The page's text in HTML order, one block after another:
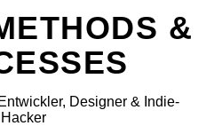
&
Designer & Indie-
Hacker